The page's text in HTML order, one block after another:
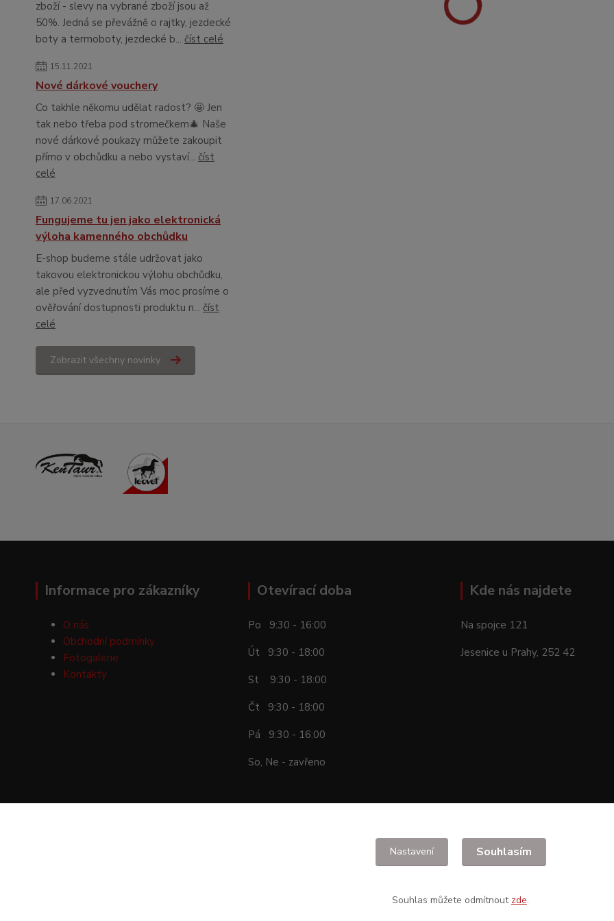
zboží - slevy na vybrané zboží jsou až
50%. Jedná se převážně o rajtky, jezdecké
boty a termoboty, jezdecké b... číst celé
15.11.2021
Nové dárkové vouchery
Co takhle někomu udělat radost? 🤩 Jen
tak nebo třeba pod stromečkem🎄 Naše
nové dárkové poukazy můžete zakoupit
přímo v obchůdku a nebo vystaví... číst
celé
17.06.2021
Fungujeme tu jen jako elektronická
výloha kamenného obchůdku
E-shop budeme stále udržovat jako
takovou elektronickou výlohu obchůdku,
ale před vyzvednutím Vás moc prosíme o
ověřování dostupnosti produktu n... číst
celé
Zobrazit všechny novinky
Informace pro zákazníky
O nás
Obchodní podmínky
Fotogalerie
Kontakty
Otevírací doba
Po 9:30 - 16:00
Út 9:30 - 18:00
St 9:30 - 18:00
Čt 9:30 - 18:00
Pá 9:30 - 16:00
So, Ne - zavřeno
Kde nás najdete
Na spojce 121
Jesenice u Prahy, 252 42
Nastavení Souhlasím
Souhlas můžete odmítnout zde.